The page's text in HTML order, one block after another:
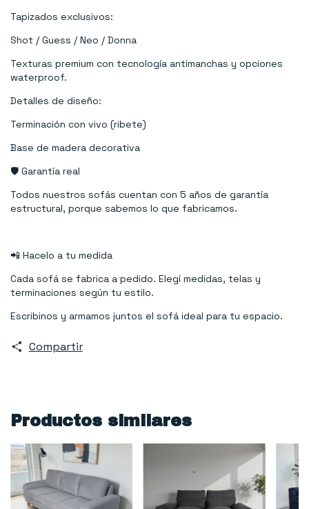
Tapizados exclusivos:
Shot / Guess / Neo / Donna
Texturas premium con tecnología antimanchas y opciones
waterproof.
Detalles de diseño:
Terminación con vivo (ribete)
Base de madera decorativa
🛡️ Garantía real
Todos nuestros sofás cuentan con 5 años de garantía
estructural, porque sabemos lo que fabricamos.
📲 Hacelo a tu medida
Cada sofá se fabrica a pedido. Elegí medidas, telas y
terminaciones según tu estilo.
Escribinos y armamos juntos el sofá ideal para tu espacio.
Compartir
Productos similares